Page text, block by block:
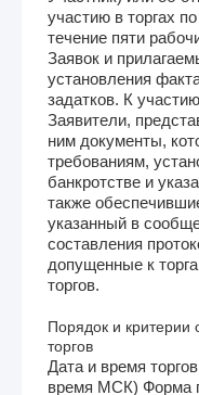
участию в торгах
течение пяти
Заявок и
установления
задатков. К
Заявители,
ним документы,
требованиям,
банкротстве и
также
указанный в
составления
допущенные к
торгов.
Порядок и критерии
торгов
Дата и время
время МСК) Форма